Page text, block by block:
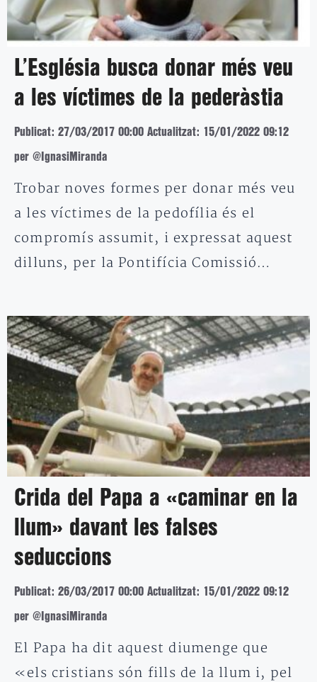
L’Església busca donar més veu
a les víctimes de la pederàstia
Publicat: 27/03/2017 00:00 Actualitzat: 15/01/2022 09:12
per @IgnasiMiranda
Trobar noves formes per donar més veu
a les víctimes de la pedofília és el
compromís assumit, i expressat aquest
dilluns, per la Pontifícia Comissió…
Crida del Papa a «caminar en la
llum» davant les falses
seduccions
Publicat: 26/03/2017 00:00 Actualitzat: 15/01/2022 09:12
per @IgnasiMiranda
El Papa ha dit aquest diumenge que
«els cristians són fills de la llum i, pel